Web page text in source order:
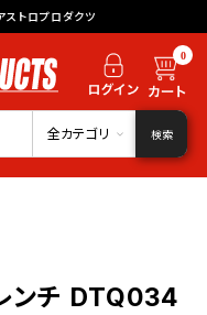
ストロプロダクツ
0
全カテゴリ 検索
ンチ DTQ034